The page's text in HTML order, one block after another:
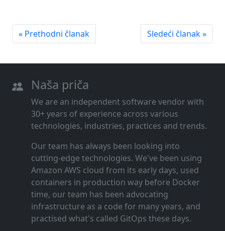
« Prethodni članak Sledeći članak »
Naša priča
We are an independent software vendor with
30+ years of experience across various
technologies, industries, practices and trends.
Our team has always been looking into
cutting‑edge technologies. We've been using
Amazon AWS cloud from its early days, used
containers in production way before Docker
time, our team has been advocating
infrastructure as a code for many years, and
practised what's called GitOps these days.